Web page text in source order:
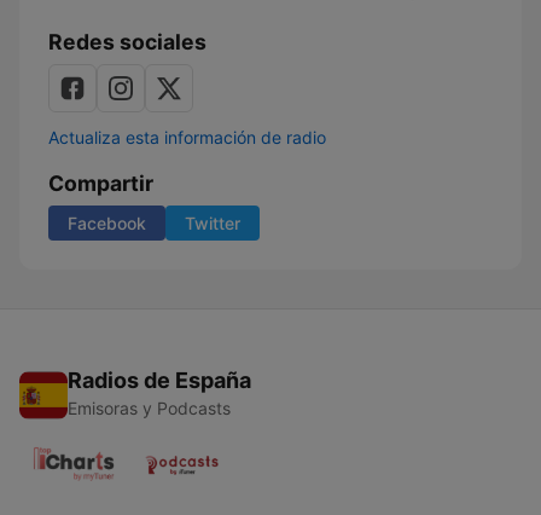
Redes sociales
Actualiza esta información de radio
Compartir
Facebook Twitter
Radios de España
Emisoras y Podcasts